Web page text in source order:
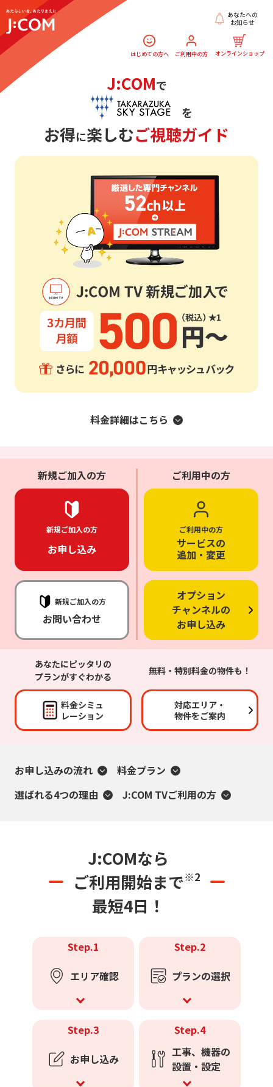
はじめての方へ ご利用中の方 オンラインショップ
あなたへの
お知らせ
J:COMで
を
お得に楽しむご視聴ガイド
料金詳細はこちら
新規ご加入の方
新規ご加入の方
お申し込み
新規ご加入の方
お問い合わせ
ご利用中の方
ご利用中の方
サービスの
追加・変更
オプション
チャンネルの
お申し込み
あなたにピッタリの
プランがすぐわかる
料金シミュ
レーション
無料・特別料金の物件も！
対応エリア・
物件をご案内
お申し込みの流れ
料金プラン
選ばれる4つの理由
J:COM TVご利用の方
J:COMなら
ご利用開始まで
最短4日！
※2
Step.1
エリア確認
Step.2
プランの選択
Step.3
お申し込み
Step.4
工事、機器の
設置・設定